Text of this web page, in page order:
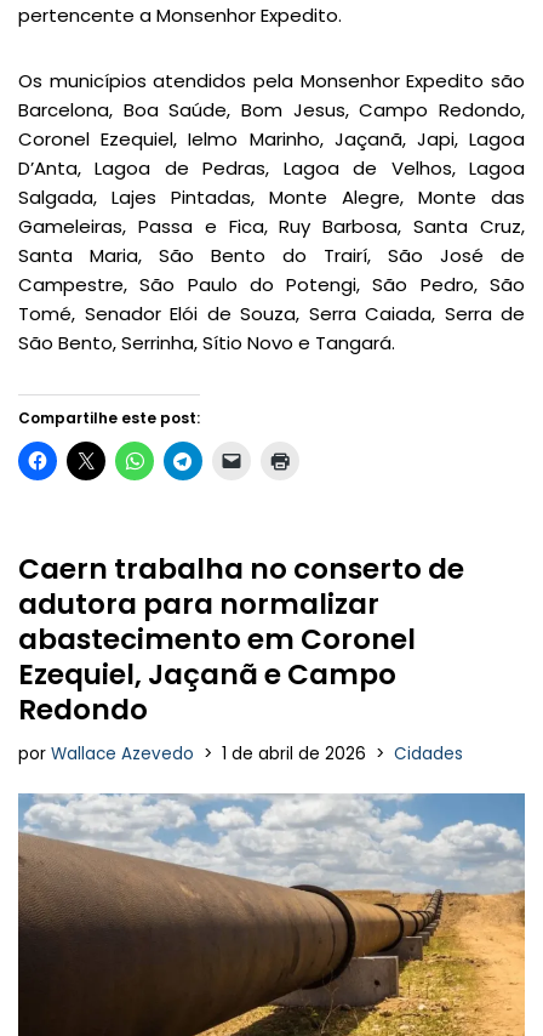
pertencente a Monsenhor Expedito.
Os municípios atendidos pela Monsenhor Expedito são
Barcelona, Boa Saúde, Bom Jesus, Campo Redondo,
Coronel Ezequiel, Ielmo Marinho, Jaçanã, Japi, Lagoa
D’Anta, Lagoa de Pedras, Lagoa de Velhos, Lagoa
Salgada, Lajes Pintadas, Monte Alegre, Monte das
Gameleiras, Passa e Fica, Ruy Barbosa, Santa Cruz,
Santa Maria, São Bento do Trairí, São José de
Campestre, São Paulo do Potengi, São Pedro, São
Tomé, Senador Elói de Souza, Serra Caiada, Serra de
São Bento, Serrinha, Sítio Novo e Tangará.
Compartilhe este post:
Caern trabalha no conserto de
adutora para normalizar
abastecimento em Coronel
Ezequiel, Jaçanã e Campo
Redondo
por Wallace Azevedo 1 de abril de 2026 Cidades